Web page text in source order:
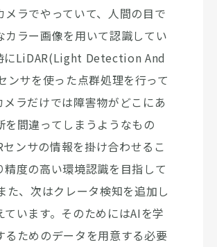
メラでやっていて、人間の目で
カラー画像を用いて認識してい
にLiDAR(Light Detection And
ンサを使った点群処理を行って
メラだけでは障害物がどこにあ
を間違ってしまうようなもの
センサの情報を掛け合わせるこ
精度の高い環境認識を目指して
た、次はクレータ検知を追加し
ています。そのためにはAIを学
るためのデータを用意する必要